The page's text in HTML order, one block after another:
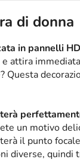
di donna
in pannelli
attira
Questa
un motivo
il punto
diverse,